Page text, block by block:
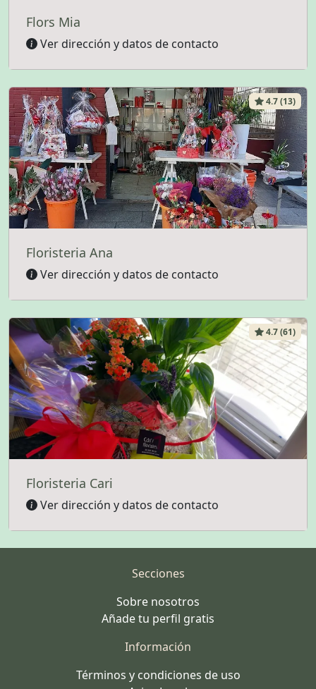
Flors Mia
Ver dirección y datos de contacto
4.7 (13)
Floristeria Ana
Ver dirección y datos de contacto
4.7 (61)
Floristeria Cari
Ver dirección y datos de contacto
Secciones
Sobre nosotros
Añade tu perfil gratis
Información
Términos y condiciones de uso